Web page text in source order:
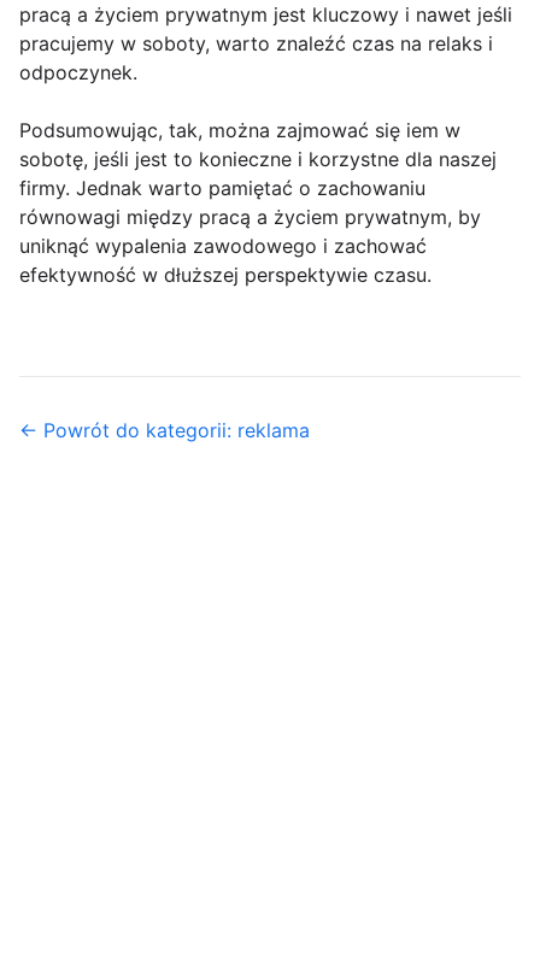
pracą a życiem prywatnym jest kluczowy i nawet jeśli
pracujemy w soboty, warto znaleźć czas na relaks i
odpoczynek.
Podsumowując, tak, można zajmować się iem w
sobotę, jeśli jest to konieczne i korzystne dla naszej
firmy. Jednak warto pamiętać o zachowaniu
równowagi między pracą a życiem prywatnym, by
uniknąć wypalenia zawodowego i zachować
efektywność w dłuższej perspektywie czasu.
← Powrót do kategorii: reklama